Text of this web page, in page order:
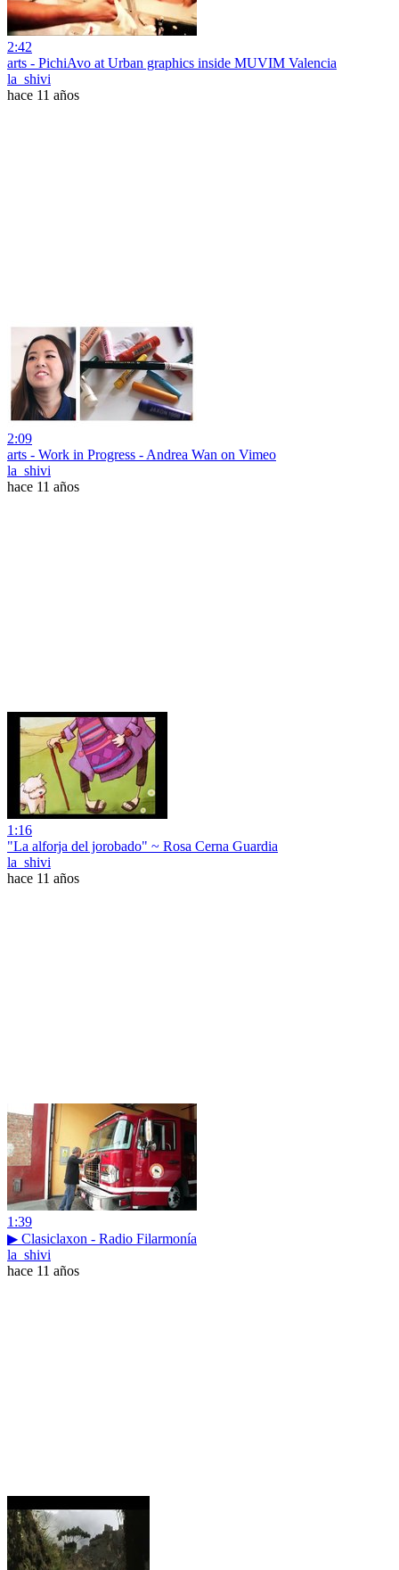
2:42
arts - PichiAvo at Urban graphics inside MUVIM Valencia
la_shivi
hace 11 años
2:09
arts - Work in Progress - Andrea Wan on Vimeo
la_shivi
hace 11 años
1:16
"La alforja del jorobado" ~ Rosa Cerna Guardia
la_shivi
hace 11 años
1:39
▶ Clasiclaxon - Radio Filarmonía
la_shivi
hace 11 años